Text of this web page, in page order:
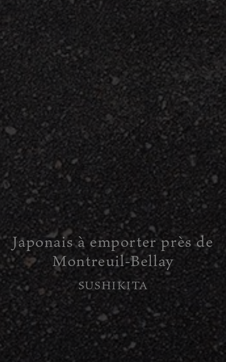
Japonais à emporter près de
Montreuil-Bellay
SUSHIKITA